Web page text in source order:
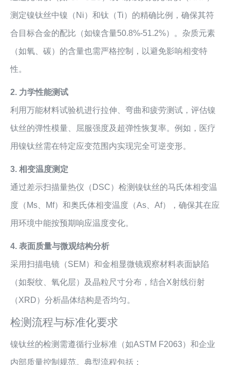
测定镍钛丝中镍（Ni）和钛（Ti）的精确比例，确保其符
合目标合金的配比（如镍含量50.8%-51.2%）。杂质元素
（如氧、碳）的含量也需严格控制，以避免影响相变特
性。
2. 力学性能测试
利用万能材料试验机进行拉伸、弯曲和疲劳测试，评估镍
钛丝的弹性模量、屈服强度及超弹性恢复率。例如，医疗
用镍钛丝需在特定应变范围内实现完全可逆变形。
3. 相变温度测定
通过差示扫描量热仪（DSC）检测镍钛丝的马氏体相变温
度（Ms、Mf）和奥氏体相变温度（As、Af），确保其在应
用环境中能按预期响应温度变化。
4. 表面质量与微观结构分析
采用扫描电镜（SEM）和金相显微镜观察材料表面缺陷
（如裂纹、氧化层）及晶粒尺寸分布，结合X射线衍射
（XRD）分析晶体结构是否均匀。
检测流程与标准化要求
镍钛丝的检测需遵循行业标准（如ASTM F2063）和企业
内部质量控制规范。典型流程包括：